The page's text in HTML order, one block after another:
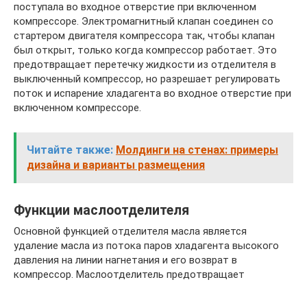
поступала во входное отверстие при включенном
компрессоре. Электромагнитный клапан соединен со
стартером двигателя компрессора так, чтобы клапан
был открыт, только когда компрессор работает. Это
предотвращает перетечку жидкости из отделителя в
выключенный компрессор, но разрешает регулировать
поток и испарение хладагента во входное отверстие при
включенном компрессоре.
Читайте также: Молдинги на стенах: примеры
дизайна и варианты размещения
Функции маслоотделителя
Основной функцией отделителя масла является
удаление масла из потока паров хладагента высокого
давления на линии нагнетания и его возврат в
компрессор. Маслоотделитель предотвращает